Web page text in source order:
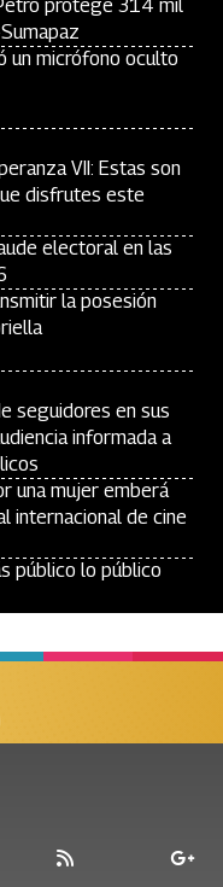
protege 314 mil
un micrófono oculto
VII: Estas son
disfrutes este
electoral en las
la posesión
seguidores en sus
informada a
una mujer emberá
internacional de cine
público lo público